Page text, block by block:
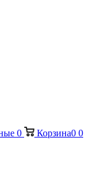
0 Корзина0 0